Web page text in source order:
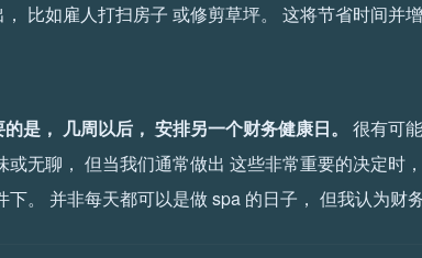
比如雇人打扫房子 或修剪草坪。 这将节省时间并增
是， 几周以后， 安排另一个财务健康日。
很有可
或无聊， 但当我们通常做出 这些非常重要的决定时
。 并非每天都可以是做 spa 的日子， 但我认为财